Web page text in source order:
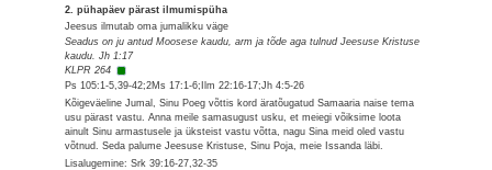
2. pühapäev pärast ilmumispüha
Jeesus ilmutab oma jumalikku väge
Seadus on ju antud Moosese kaudu, arm ja tõde aga tulnud Jeesuse Kristuse
kaudu. Jh 1:17
KLPR 264
Ps 105:1-5,39-42;2Ms 17:1-6;Ilm 22:16-17;Jh 4:5-26
Kõigeväeline Jumal, Sinu Poeg võttis kord äratõugatud Samaaria naise tema
usu pärast vastu. Anna meile samasugust usku, et meiegi võiksime loota
ainult Sinu armastusele ja üksteist vastu võtta, nagu Sina meid oled vastu
võtnud. Seda palume Jeesuse Kristuse, Sinu Poja, meie Issanda läbi.
Lisalugemine: Srk 39:16-27,32-35